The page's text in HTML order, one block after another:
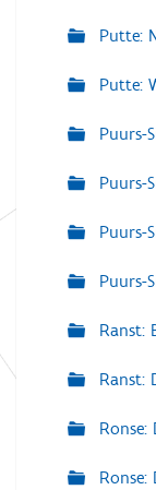
Putte:
Putte:
Puurs-
Puurs-
Puurs-
Puurs-
Ranst:
Ranst:
Ronse:
Ronse: